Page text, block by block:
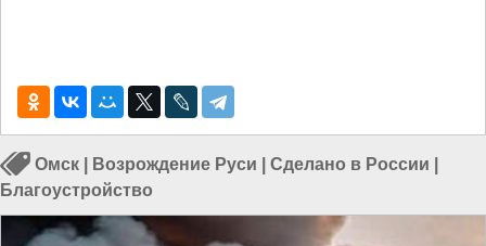
Омск Возрождение Руси Сделано в России
Благоустройство